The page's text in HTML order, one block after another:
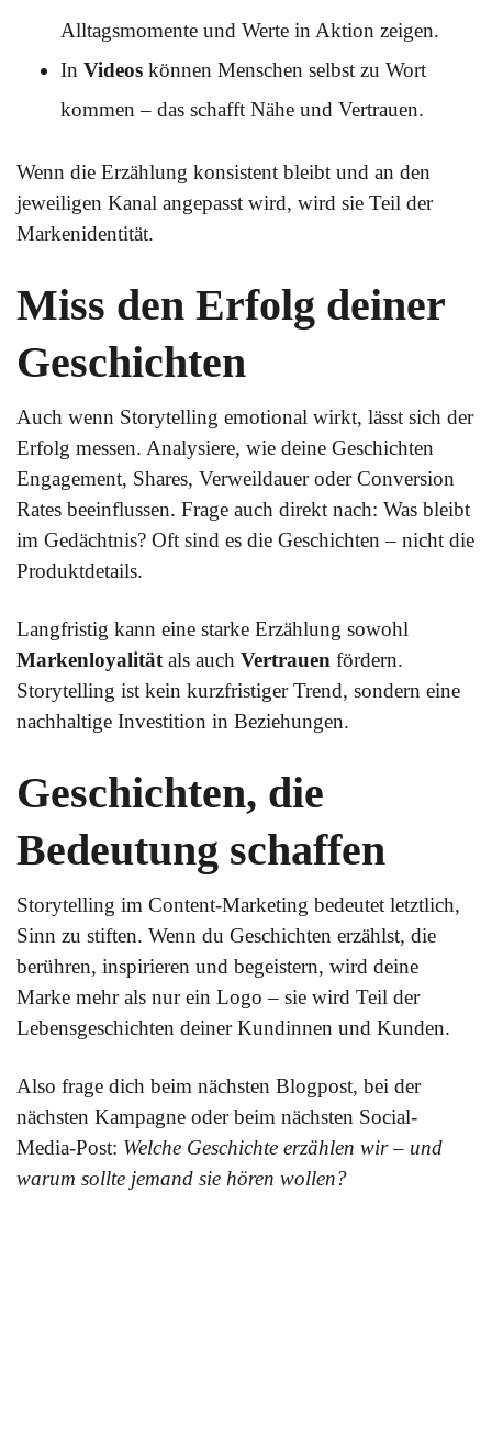
Alltagsmomente und Werte in Aktion zeigen.
In Videos können Menschen selbst zu Wort
kommen – das schafft Nähe und Vertrauen.
Wenn die Erzählung konsistent bleibt und an den
jeweiligen Kanal angepasst wird, wird sie Teil der
Markenidentität.
Miss den Erfolg deiner
Geschichten
Auch wenn Storytelling emotional wirkt, lässt sich der
Erfolg messen. Analysiere, wie deine Geschichten
Engagement, Shares, Verweildauer oder Conversion
Rates beeinflussen. Frage auch direkt nach: Was bleibt
im Gedächtnis? Oft sind es die Geschichten – nicht die
Produktdetails.
Langfristig kann eine starke Erzählung sowohl
Markenloyalität als auch Vertrauen fördern.
Storytelling ist kein kurzfristiger Trend, sondern eine
nachhaltige Investition in Beziehungen.
Geschichten, die
Bedeutung schaffen
Storytelling im Content-Marketing bedeutet letztlich,
Sinn zu stiften. Wenn du Geschichten erzählst, die
berühren, inspirieren und begeistern, wird deine
Marke mehr als nur ein Logo – sie wird Teil der
Lebensgeschichten deiner Kundinnen und Kunden.
Also frage dich beim nächsten Blogpost, bei der
nächsten Kampagne oder beim nächsten Social-
Media-Post: Welche Geschichte erzählen wir – und
warum sollte jemand sie hören wollen?